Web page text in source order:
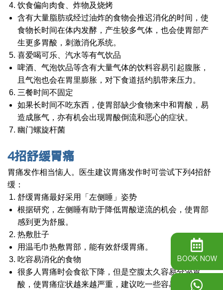
饮食偏向肉食、炸物及烧烤
含有大量脂肪或经过油炸的食物会推迟消化的时间，使
食物长时间在体内发酵，产生较多气体，也会使胃部产
生更多胃酸，刺激消化系统。
喜爱喝可乐、汽水等有气饮品
啤酒、气泡饮品等含有大量气体的饮料容易引起腹胀，
且气泡也会在胃里膨胀，对下食道括约肌带来压力。
三餐时间不固定
如果长时间不吃东西，使胃部缺少食物来中和胃酸，易
造成胀气，亦有机会出现胃酸倒流和恶心的症状。
幽门螺旋杆菌
4招舒缓胃痛
胃痛发作相当恼人。医生建议胃痛发作时可尝试下列4招舒
缓：
舒缓胃痛最好采用「左侧睡」姿势
根据研究，左侧睡有助于降低胃酸逆流的机会，使胃部
感到更为舒服。
热敷肚子
用温毛巾热敷胃部，能有效舒缓胃痛。
吃容易消化的食物
很多人胃痛时会食欲下降，但是空腹太久容易分泌胃
酸，使胃痛症状越来越严重，建议吃一些容易消化的食
BOOK NOW